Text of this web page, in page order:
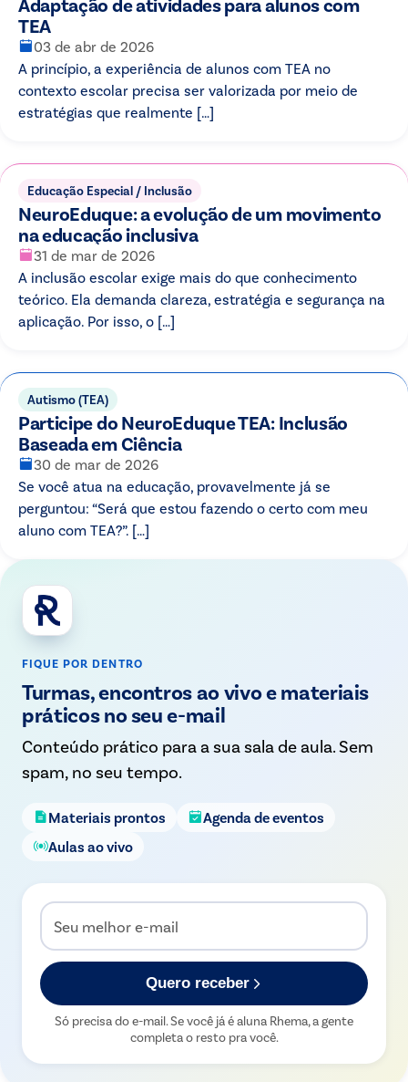
TEA
03 de abr de 2026
A princípio, a experiência de alunos com TEA no
contexto escolar precisa ser valorizada por meio de
estratégias que realmente […]
Educação Especial / Inclusão
NeuroEduque: a evolução de um movimento
na educação inclusiva
31 de mar de 2026
A inclusão escolar exige mais do que conhecimento
teórico. Ela demanda clareza, estratégia e segurança na
aplicação. Por isso, o […]
Autismo (TEA)
Participe do NeuroEduque TEA: Inclusão
Baseada em Ciência
30 de mar de 2026
Se você atua na educação, provavelmente já se
perguntou: “Será que estou fazendo o certo com meu
aluno com TEA?”. […]
FIQUE POR DENTRO
Turmas, encontros ao vivo e materiais
práticos no seu e-mail
Conteúdo prático para a sua sala de aula. Sem
spam, no seu tempo.
Materiais prontos
Agenda de eventos
Aulas ao vivo
Seu melhor e-mail
Quero receber
Só precisa do e-mail. Se você já é aluna Rhema, a gente
completa o resto pra você.